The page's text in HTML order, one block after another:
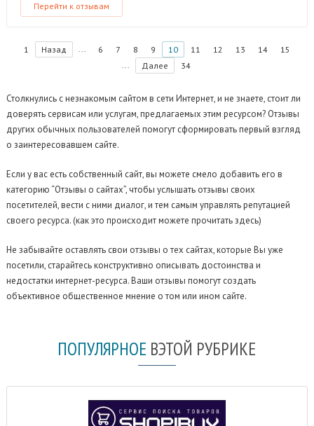
Перейти к отзывам
1 Назад ... 6 7 8 9 10 11 12 13 14
15
...
Далее 34
Столкнулись с незнакомым сайтом в сети Интернет, и не знаете, стоит ли
доверять сервисам или услугам, предлагаемых этим ресурсом? Отзывы
других обычных пользователей помогут сформировать первый взгляд
о заинтересовавшем сайте.
Если у вас есть собственный сайт, вы можете смело добавить его в
категорию “Отзывы о сайтах”, чтобы услышать отзывы своих
посетителей, вести с ними диалог, и тем самым управлять репутацией
своего ресурса. (как это происходит можете прочитать здесь)
Не забывайте оставлять свои отзывы о тех сайтах, которые Вы уже
посетили, старайтесь конструктивно описывать достоинства и
недостатки интернет-ресурса. Ваши отзывы помогут создать
объективное общественное мнение о том или ином сайте.
ПОПУЛЯРНОЕ ВЭТОЙ РУБРИКЕ